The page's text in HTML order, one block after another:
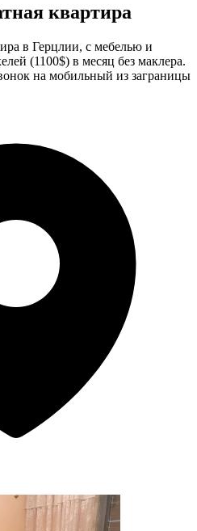
квартира
в Герцлии, с мебелью и
(1100$) в месяц без маклера.
на мобильный из заграницы